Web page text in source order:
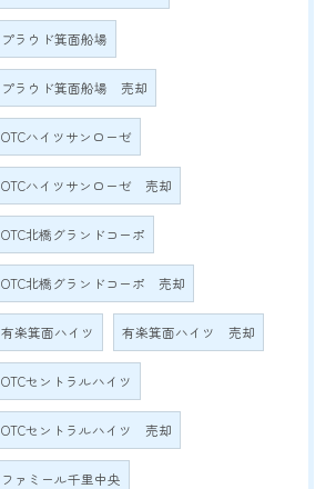
プラウド箕面船場
プラウド箕面船場 売却
OTCハイツサンローゼ
OTCハイツサンローゼ 売却
OTC北橋グランドコーポ
OTC北橋グランドコーポ 売却
有楽箕面ハイツ 有楽箕面ハイツ 売却
OTCセントラルハイツ
OTCセントラルハイツ 売却
ファミール千里中央